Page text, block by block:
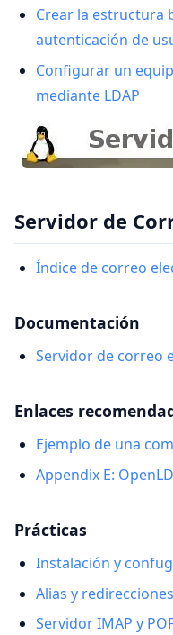
Crear la estructura
autenticación de
Configurar un
mediante LDAP
Servidor de
Índice de correo
Documentación
Servidor de correo
Enlaces
Ejemplo de una
Appendix E:
Prácticas
Instalación y
Alias y redirecciones
Servidor IMAP y